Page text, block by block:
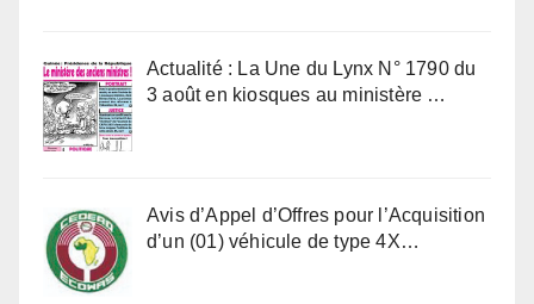
Actualité : La Une du Lynx N° 1790 du
3 août en kiosques au ministère …
Avis d’Appel d’Offres pour l’Acquisition
d’un (01) véhicule de type 4X…